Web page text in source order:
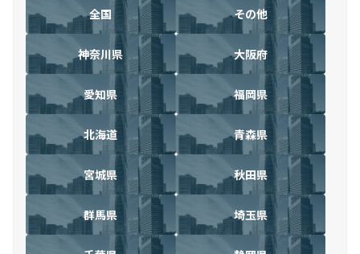
全国 その他
神奈川県 大阪府
愛知県 福岡県
北海道 青森県
宮城県 秋田県
群馬県 埼玉県